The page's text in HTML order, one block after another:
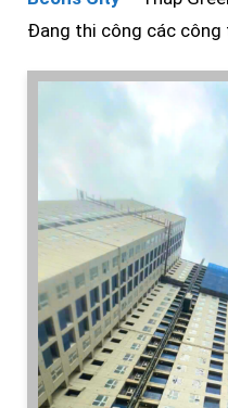
Đang thi công các công